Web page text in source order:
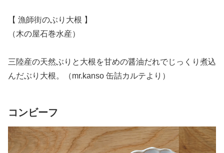
【 漁師街のぶり大根 】
（木の屋石巻水産）
三陸産の天然ぶりと大根を甘めの醤油だれでじっくり煮込
んだぶり大根。（mr.kanso 缶詰カルテより）
コンビーフ